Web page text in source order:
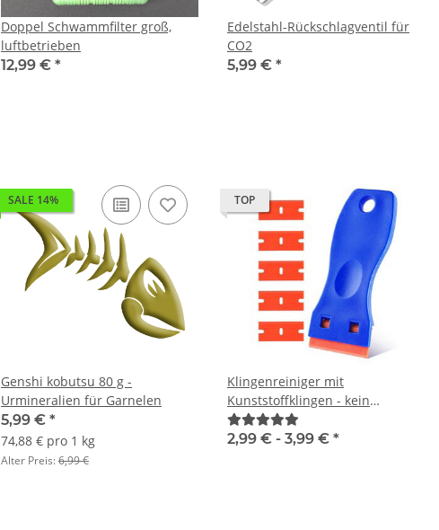
Doppel Schwammfilter groß,
luftbetrieben
12,99 € *
Edelstahl-Rückschlagventil für
CO2
5,99 € *
SALE 14%
Genshi kobutsu 80 g -
Urmineralien für Garnelen
5,99 € *
74,88 € pro 1 kg
Alter Preis:6,99 €
TOP
Klingenreiniger mit
Kunststoffklingen - kein
Verkratzen der Scheiben
2,99 € - 3,99 € *